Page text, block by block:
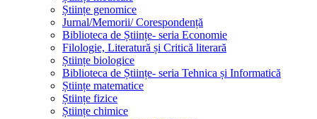
Științe genomice
Jurnal/Memorii/ Corespondență
Biblioteca de Științe- seria Economie
Filologie, Literatură și Critică literară
Științe biologice
Biblioteca de Științe- seria Tehnica și Informatică
Științe matematice
Științe fizice
Științe chimice